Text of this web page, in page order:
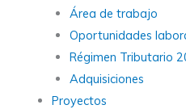
Área de trabajo
Oportunidades
Régimen Tributario
Adquisiciones
Proyectos